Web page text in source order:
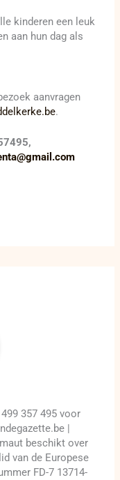
kinderen een leuk
aan hun dag als
aanvragen
.
357 495 voor
|
beschikt over
van de Europese
FD-7 13714-